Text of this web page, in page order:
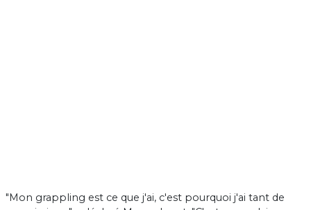
"Mon grappling est ce que j'ai, c'est pourquoi j'ai tant de